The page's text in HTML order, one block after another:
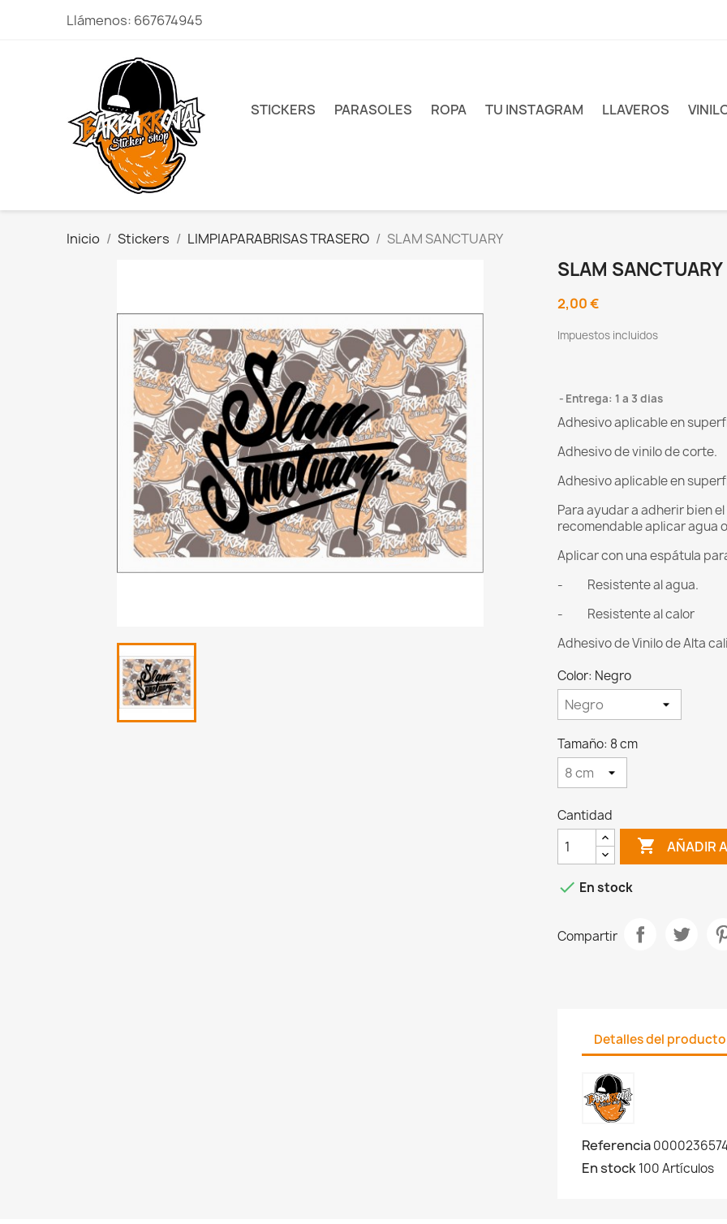
Llámenos: 667674945
STICKERS PARASOLES ROPA TU INSTAGRAM LLAVEROS
Inicio Stickers LIMPIAPARABRISAS TRASERO SLAM SANCTUARY
SLAM SANCTUARY
2,00 €
Impuestos incluidos
Entrega: 1 a 3 dias
Adhesivo aplicable en
Adhesivo de vinilo de corte.
Adhesivo aplicable en
Para ayudar a adherir bien
recomendable aplicar agua
Aplicar con una espátula
- Resistente al agua.
- Resistente al calor
Adhesivo de Vinilo de Alta
Color: Negro
Tamaño: 8 cm
Cantidad
 AÑADIR
 En stock
Compartir
Detalles del producto
Referencia
En stock100 Artículos